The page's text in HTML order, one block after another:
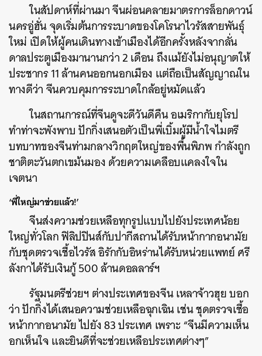
ในสัปดาห์ที่ผ่านมา จีนผ่อนคลายมาตรการล็อกดาวน์
นครอู่ฮั่น จุดเริ่มต้นการระบาดของโคโรนาไวรัสสายพันธุ์
ใหม่ เปิดให้ผู้คนเดินทางเข้าเมืองได้อีกครั้งหลังจากลั่น
ดาลประตูเมืองมานานกว่า 2 เดือน ถึงแม้ยังไม่อนุญาตให้
ประชากร 11 ล้านคนออกนอกเมือง แต่ถือเป็นสัญญาณใน
ทางดีว่า จีนควบคุมการระบาดใกล้อยู่หมัดแล้ว
ในสถานการณ์ที่จีนดูจะดีวันดีคืน อเมริกากับยุโรป
ทำท่าจะพังพาบ ปักกิ่งเสนอตัวเป็นพี่เบิ้มผู้มีน้ำใจไมตรี
บทบาทของจีนท่ามกลางวิกฤตใหญ่ของพื้นพิภพ กำลังถูก
ชาติตะวันตกเขม้นมอง ด้วยความเคลือบแคลงใจใน
เจตนา
‘พี่ใหญ่มาช่วยแล้ว!’
จีนส่งความช่วยเหลือทุกรูปแบบไปยังประเทศน้อย
ใหญ่ทั่วโลก ฟิลิปปินส์กับปากีสถานได้รับหน้ากากอนามัย
กับชุดตรวจเชื้อไวรัส อิรักกับอิหร่านได้รับหน่วยแพทย์ ศรี
ลังกาได้รับเงินกู้ 500 ล้านดอลลาร์ฯ
รัฐมนตรีช่วยฯ ต่างประเทศของจีน เหลาจ้าวฮุย บอก
ว่า ปักกิ่งได้เสนอความช่วยเหลือฉุกเฉิน เช่น ชุดตรวจเชื้อ
หน้ากากอนามัย ไปยัง 83 ประเทศ เพราะ “จีนมีความเห็น
อกเห็นใจ และยินดีที่จะช่วยเหลือประเทศต่างๆ”